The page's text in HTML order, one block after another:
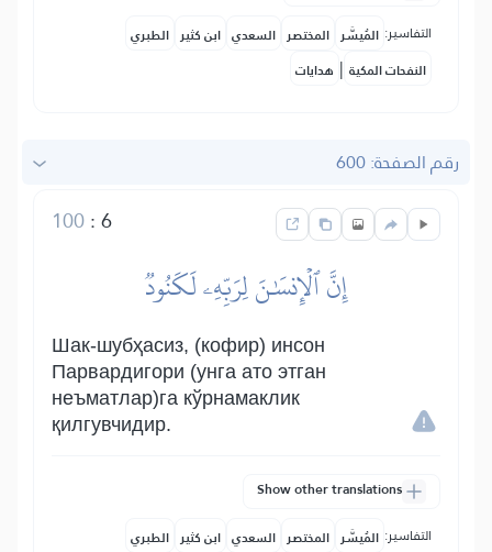
التفاسير: المُيسَّر المختصر السعدي ابن كثير الطبري
النفحات المكية | هدايات
رقم الصفحة: 600
6
:
100
إِنَّ ٱلۡإِنسَٰنَ لِرَبِّهِۦ لَكَنُودٞ
Шак-шубҳасиз, (кофир) инсон
Парвардигори (унга ато этган
неъматлар)га кўрнамаклик
қилгувчидир.
Show other translations
التفاسير: المُيسَّر المختصر السعدي ابن كثير الطبري